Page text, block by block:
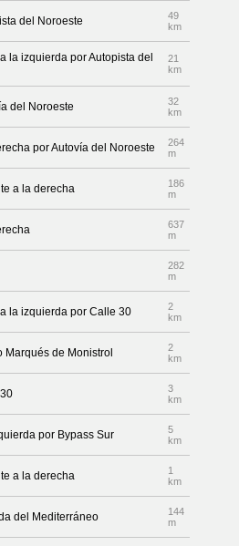
del Noroeste
49
km
la izquierda por Autopista del
21
km
del Noroeste
32
km
por Autovía del Noroeste
264
m
a la derecha
186
m
637
m
282
m
la izquierda por Calle 30
2
km
Marqués de Monistrol
2
km
3
km
por Bypass Sur
5
km
a la derecha
1
km
del Mediterráneo
144
m